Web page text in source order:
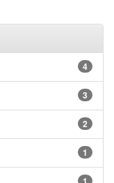
4
3
2
1